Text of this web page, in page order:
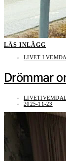
LÄS INLÄGG
LIVET I
Drömmar
2025-11-23